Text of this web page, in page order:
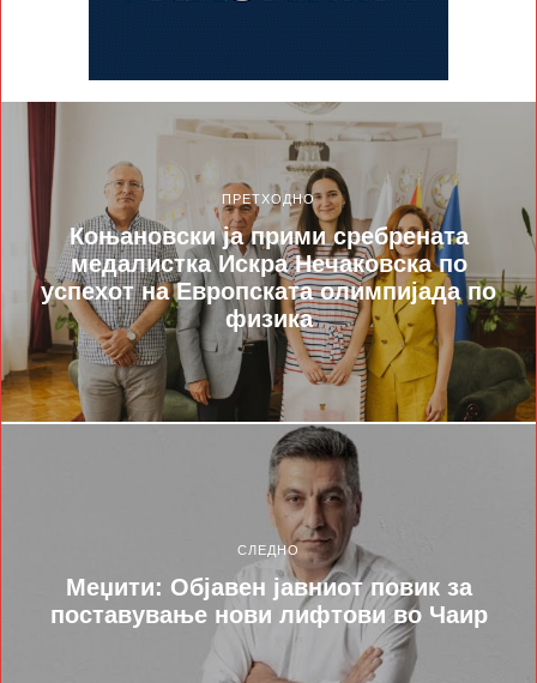
ПРЕТХОДНО
Коњановски ја прими сребрената
медалистка Искра Нечаковска по
успехот на Европската олимпијада по
физика
СЛЕДНО
Меџити: Објавен јавниот повик за
поставување нови лифтови во Чаир